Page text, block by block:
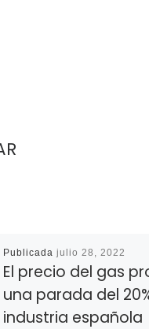
Publicada julio 28, 2022
El precio del gas
una parada del
industria española